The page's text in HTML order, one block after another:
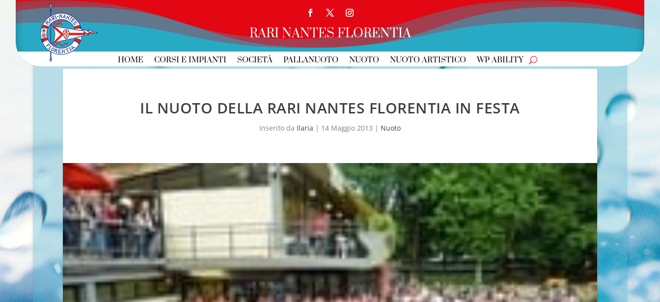
RARI NANTES FLORENTIA
HOME CORSI E IMPIANTI SOCIETÀ PALLANUOTO NUOTO NUOTO ARTISTICO WP ABILITY
IL NUOTO DELLA RARI NANTES FLORENTIA IN FESTA
Inserito da Ilaria | 14 Maggio 2013 | Nuoto